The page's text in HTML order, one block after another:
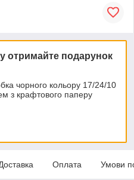
отримайте подарунок
чорного кольору 17/24/10
з крафтового паперу
Оплата Умови